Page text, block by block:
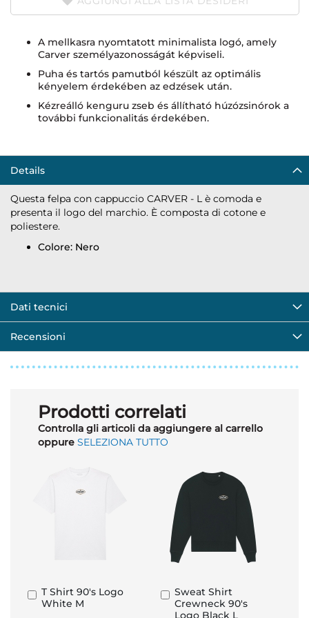
A mellkasra nyomtatott minimalista logó, amely
Carver személyazonosságát képviseli.
Puha és tartós pamutból készült az optimális
kényelem érdekében az edzések után.
Kézreálló kenguru zseb és állítható húzózsinórok a
további funkcionalitás érdekében.
Details
Questa felpa con cappuccio CARVER - L è comoda e
presenta il logo del marchio. È composta di cotone e
poliestere.
Colore: Nero
Dati tecnici
Recensioni
Prodotti correlati
Controlla gli articoli da aggiungere al carrello
oppure SELEZIONA TUTTO
T Shirt 90's Logo
White M
Aggiungi
al
Sweat Shirt
Crewneck 90's
Logo Black L
Aggiungi
al